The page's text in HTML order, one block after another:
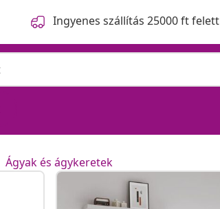
Ingyenes szállítás 25000 ft felett
Ágyak és ágykeretek